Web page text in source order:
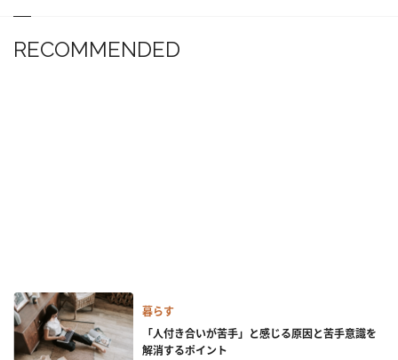
RECOMMENDED
暮らす
「人付き合いが苦手」と感じる原因と苦手意識を
解消するポイント